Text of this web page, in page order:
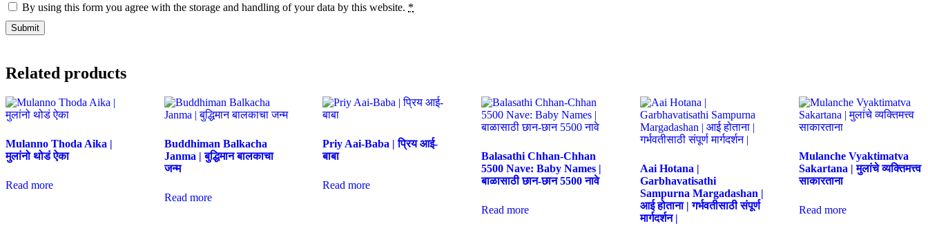
By using this form you agree with the storage and handling of your data by this website. *
Related products
Mulanno Thoda Aika |
मुलांनो थोडं ऐका
Read more
Buddhiman Balkacha
Janma | बुद्धिमान बालकाचा
जन्म
Read more
Priy Aai-Baba | प्रिय आई-
बाबा
Read more
Balasathi Chhan-Chhan
5500 Nave: Baby Names |
बाळासाठी छान-छान 5500 नावे
Read more
Aai Hotana |
Garbhavatisathi
Sampurna Margadashan |
आई होताना | गर्भवतीसाठी संपूर्ण
मार्गदर्शन |
Mulanche Vyaktimatva
Sakartana | मुलांचे व्यक्तिमत्त्व
साकारताना
Read more